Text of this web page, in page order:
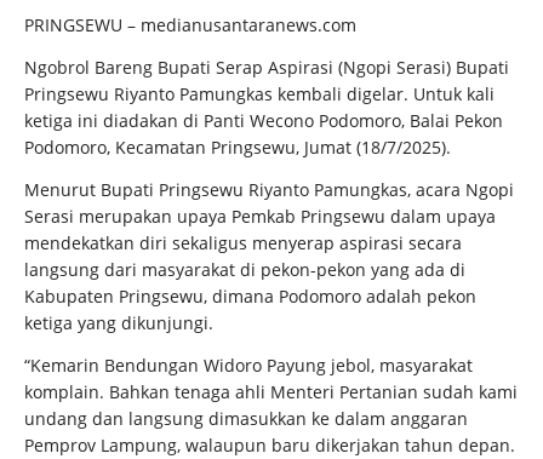
PRINGSEWU – medianusantaranews.com
Ngobrol Bareng Bupati Serap Aspirasi (Ngopi Serasi) Bupati
Pringsewu Riyanto Pamungkas kembali digelar. Untuk kali
ketiga ini diadakan di Panti Wecono Podomoro, Balai Pekon
Podomoro, Kecamatan Pringsewu, Jumat (18/7/2025).
Menurut Bupati Pringsewu Riyanto Pamungkas, acara Ngopi
Serasi merupakan upaya Pemkab Pringsewu dalam upaya
mendekatkan diri sekaligus menyerap aspirasi secara
langsung dari masyarakat di pekon-pekon yang ada di
Kabupaten Pringsewu, dimana Podomoro adalah pekon
ketiga yang dikunjungi.
“Kemarin Bendungan Widoro Payung jebol, masyarakat
komplain. Bahkan tenaga ahli Menteri Pertanian sudah kami
undang dan langsung dimasukkan ke dalam anggaran
Pemprov Lampung, walaupun baru dikerjakan tahun depan.